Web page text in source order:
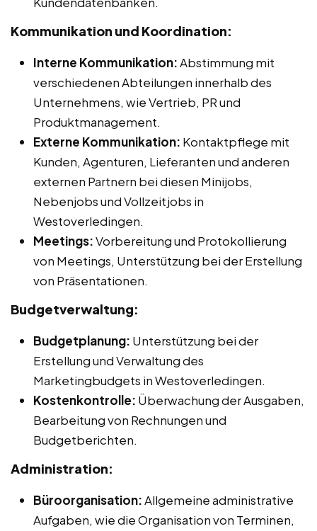
Kommunikation und Koordination:
Interne Kommunikation:Abstimmung mit
verschiedenen Abteilungen innerhalb des
Unternehmens, wie Vertrieb, PR und
Produktmanagement.
Externe Kommunikation: Kontaktpflege mit
Kunden, Agenturen, Lieferanten und anderen
externen Partnern bei diesen Minijobs,
Nebenjobs und Vollzeitjobs in
Westoverledingen.
Meetings:Vorbereitung und Protokollierung
von Meetings, Unterstützung bei der Erstellung
von Präsentationen.
Budgetverwaltung:
Budgetplanung: Unterstützung bei der
Erstellung und Verwaltung des
Marketingbudgets in Westoverledingen.
Kostenkontrolle: Überwachung der Ausgaben,
Bearbeitung von Rechnungen und
Budgetberichten.
Administration:
Büroorganisation:Allgemeine administrative
Aufgaben, wie die Organisation von Terminen,